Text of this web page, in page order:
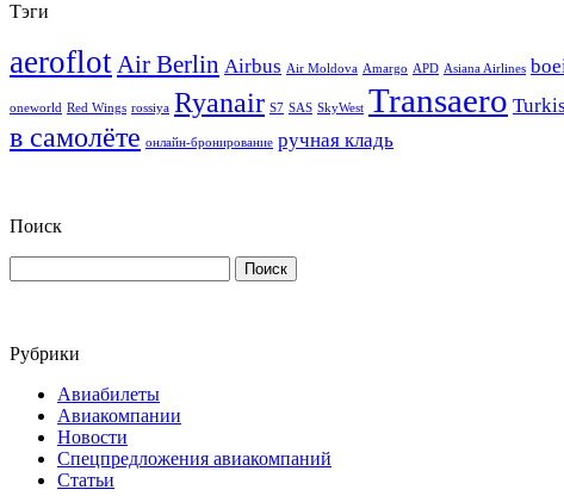
Тэги
aeroflotAir Berlin Airbus Air Moldova Amargo APD Asiana Airlines
oneworld Red Wings rossiya Ryanair S7 SAS SkyWest Transaero
в самолёте онлайн-бронирование ручная кладь
Поиск
Рубрики
Авиабилеты
Авиакомпании
Новости
Спецпредложения авиакомпаний
Статьи